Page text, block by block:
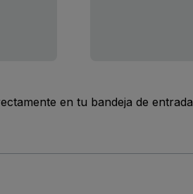
en tu bandeja de entrada